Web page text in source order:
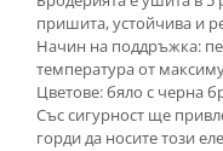
пришита, устойчива и
Начин на поддръжка:
температура от
Цветове: бяло с черна
Със сигурност ще
горди да носите този